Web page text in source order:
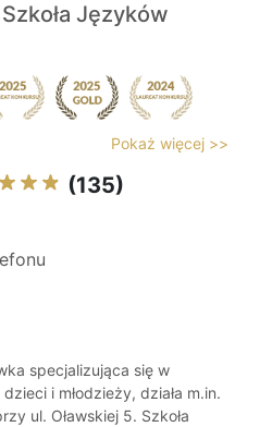
Języków
Pokaż więcej >>
(135)
specjalizująca się w
i młodzieży, działa m.in.
ul. Oławskiej 5. Szkoła